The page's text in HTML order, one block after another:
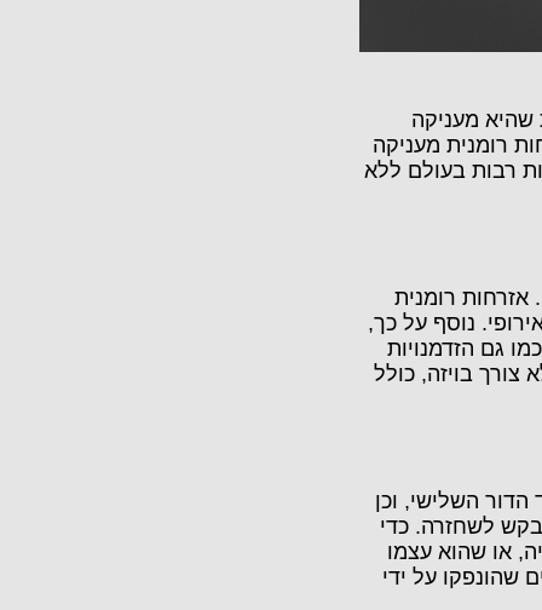
מעניקה
רומנית מעניקה
רבות בעולם ללא
אזרחות רומנית
נוסף על כך,
גם הזדמנויות
צורך בויזה, כולל
השלישי, וכן
לשחזרה. כדי
או שהוא עצמו
שהונפקו על ידי